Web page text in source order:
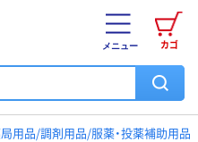
カゴ
メニュー
用品/調剤用品/服薬・投薬補助用品